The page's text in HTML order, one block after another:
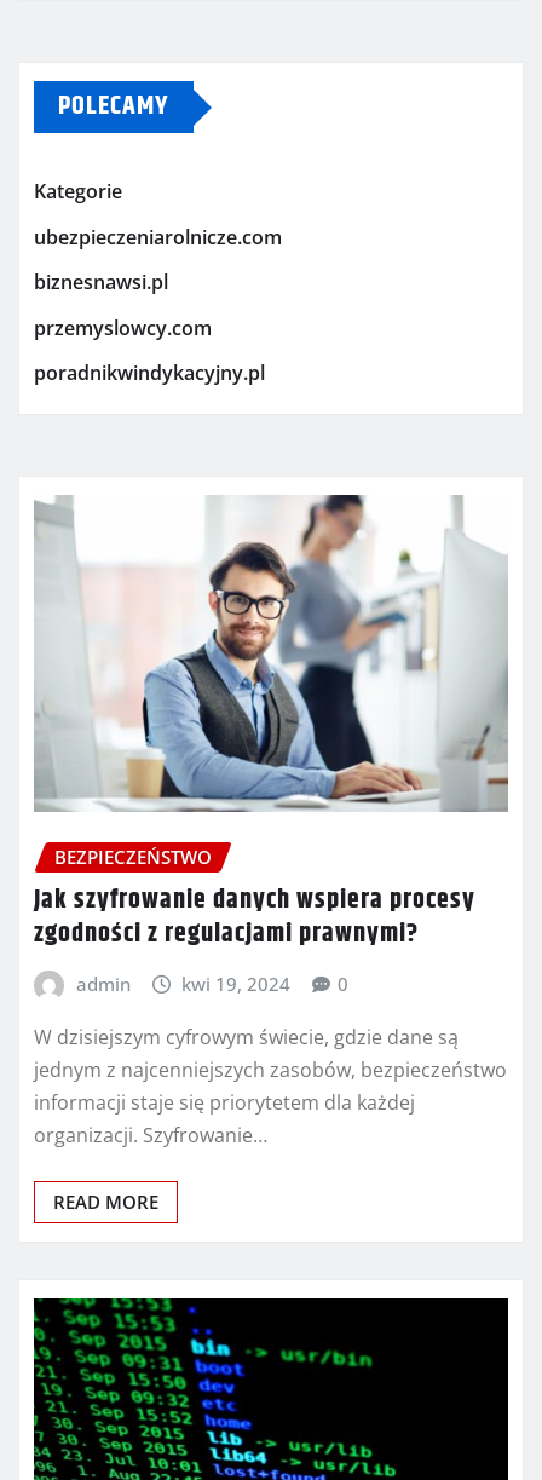
POLECAMY
Kategorie
ubezpieczeniarolnicze.com
biznesnawsi.pl
przemyslowcy.com
poradnikwindykacyjny.pl
BEZPIECZEŃSTWO
Jak szyfrowanie danych wspiera procesy
zgodności z regulacjami prawnymi?
admin kwi 19, 2024 0
W dzisiejszym cyfrowym świecie, gdzie dane są
jednym z najcenniejszych zasobów, bezpieczeństwo
informacji staje się priorytetem dla każdej
organizacji. Szyfrowanie…
READ MORE